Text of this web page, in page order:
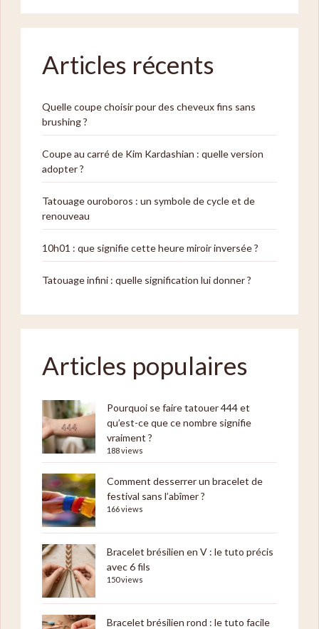
Articles récents
Quelle coupe choisir pour des cheveux fins sans
brushing ?
Coupe au carré de Kim Kardashian : quelle version
adopter ?
Tatouage ouroboros : un symbole de cycle et de
renouveau
10h01 : que signifie cette heure miroir inversée ?
Tatouage infini : quelle signification lui donner ?
Articles populaires
Pourquoi se faire tatouer 444 et
qu’est-ce que ce nombre signifie
vraiment ?
188 views
Comment desserrer un bracelet de
festival sans l’abîmer ?
166 views
Bracelet brésilien en V : le tuto précis
avec 6 fils
150 views
Bracelet brésilien rond : le tuto facile